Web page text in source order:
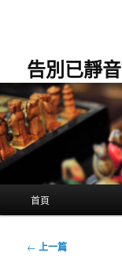
容
告別已靜音
首頁
文
← 上一篇